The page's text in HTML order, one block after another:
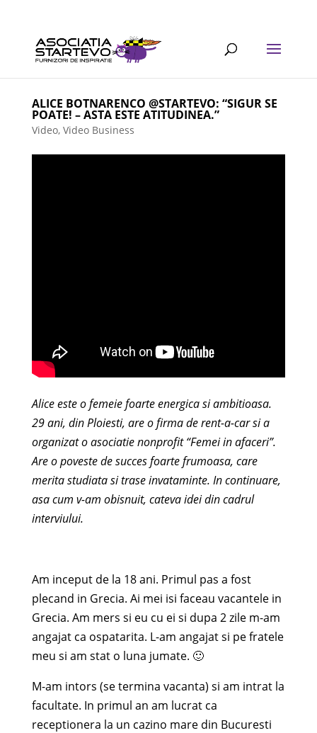
ALICE BOTNARENCO @STARTEVO: “SIGUR SE
POATE! – ASTA ESTE ATITUDINEA.”
Video, Video Business
Alice este o femeie foarte energica si ambitioasa.
29 ani, din Ploiesti, are o firma de rent-a-car si a
organizat o asociatie nonprofit “Femei in afaceri”.
Are o poveste de succes foarte frumoasa, care
merita studiata si trase invataminte. In continuare,
asa cum v-am obisnuit, cateva idei din cadrul
interviului.
Am inceput de la 18 ani. Primul pas a fost
plecand in Grecia. Ai mei isi faceau vacantele in
Grecia. Am mers si eu cu ei si dupa 2 zile m-am
angajat ca ospatarita. L-am angajat si pe fratele
meu si am stat o luna jumate. 🙂
M-am intors (se termina vacanta) si am intrat la
facultate. In primul an am lucrat ca
receptionera la un cazino mare din Bucuresti